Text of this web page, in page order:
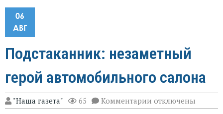
06
АВГ
Подстаканник: незаметный
герой автомобильного салона
"Наша газета" 65 Комментарии к
записи
отключены